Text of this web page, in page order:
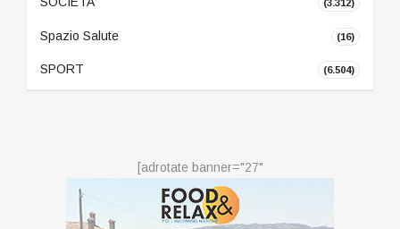
(3.312)
Spazio Salute (16)
SPORT (6.504)
[adrotate banner="27"